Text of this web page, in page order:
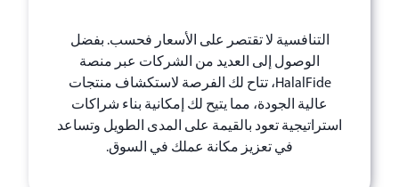
التنافسية لا تقتصر على الأسعار فحسب. بفضل
الوصول إلى العديد من الشركات عبر منصة
HalalFide، تتاح لك الفرصة لاستكشاف منتجات
عالية الجودة، مما يتيح لك إمكانية بناء شراكات
استراتيجية تعود بالقيمة على المدى الطويل وتساعد
في تعزيز مكانة عملك في السوق.